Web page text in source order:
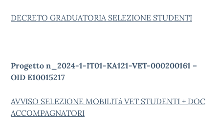
DECRETO GRADUATORIA SELEZIONE STUDENTI
Progetto n_2024-1-IT01-KA121-VET-000200161 –
OID E10015217
AVVISO SELEZIONE MOBILITà VET STUDENTI + DOC
ACCOMPAGNATORI